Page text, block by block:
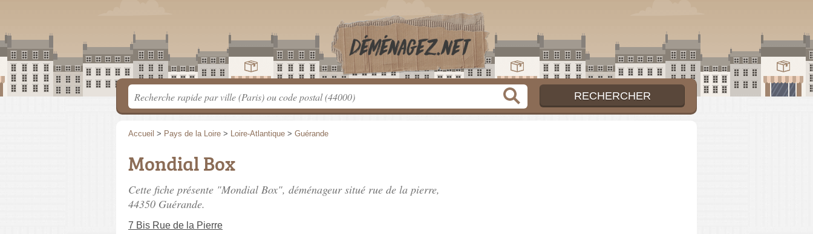
Accueil > Pays de la Loire > Loire-Atlantique > Guérande
Mondial Box
Cette fiche présente "Mondial Box", déménageur situé rue de la pierre,
44350 Guérande.
7 Bis Rue de la Pierre